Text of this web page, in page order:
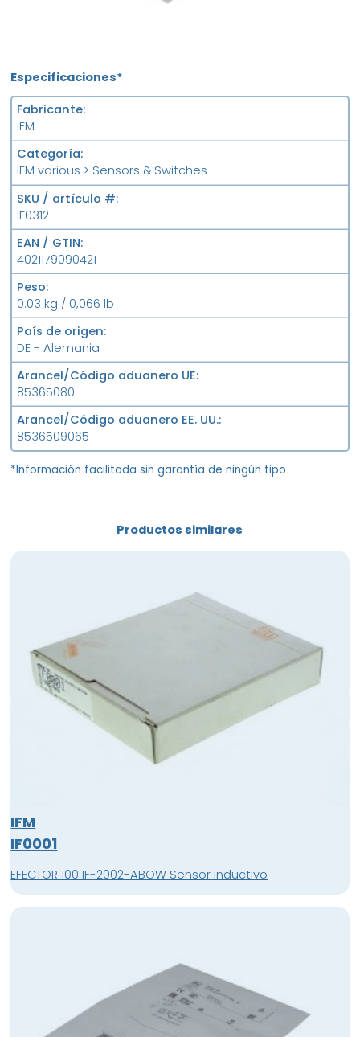
Especificaciones*
Fabricante
IFM
Categoría
IFM various > Sensors & Switches
SKU / artículo #
IF0312
EAN / GTIN
4021179090421
Peso
0.03 kg / 0,066 lb
País de origen
DE - Alemania
Arancel/Código aduanero UE
85365080
Arancel/Código aduanero EE. UU.
8536509065
*Información facilitada sin garantía de ningún tipo
Productos similares
IFM
IF0001
EFECTOR 100 IF-2002-ABOW Sensor inductivo